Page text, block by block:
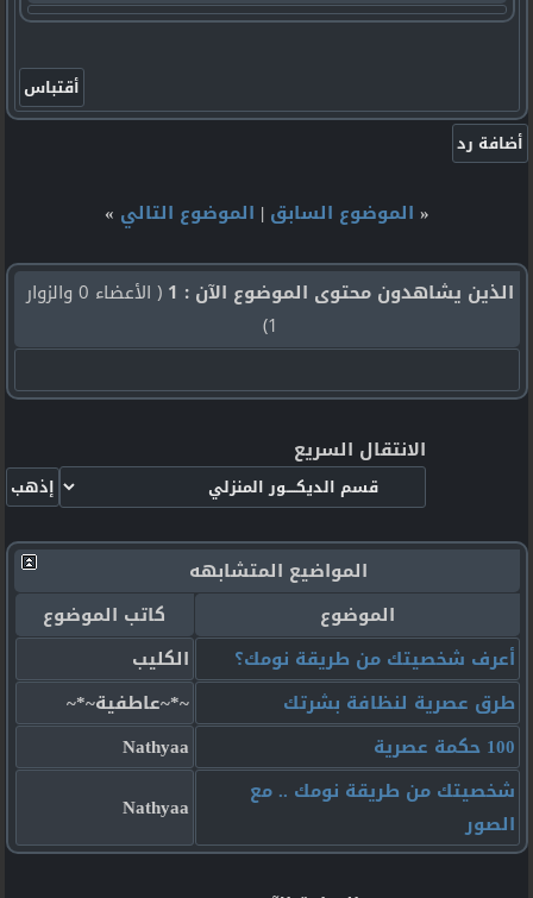
« الموضوع السابق | الموضوع التالي »
الذين يشاهدون محتوى الموضوع الآن : 1
( الأعضاء 0 والزوار
1)
الانتقال السريع
المواضيع المتشابهه
الموضوع
كاتب الموضوع
أعرف شخصيتك من طريقة نومك؟
الكليب
طرق عصرية لنظافة بشرتك
~*~عاطفية~*~
100 حكمة عصرية
Nathyaa
شخصيتك من طريقة نومك .. مع
الصور
Nathyaa